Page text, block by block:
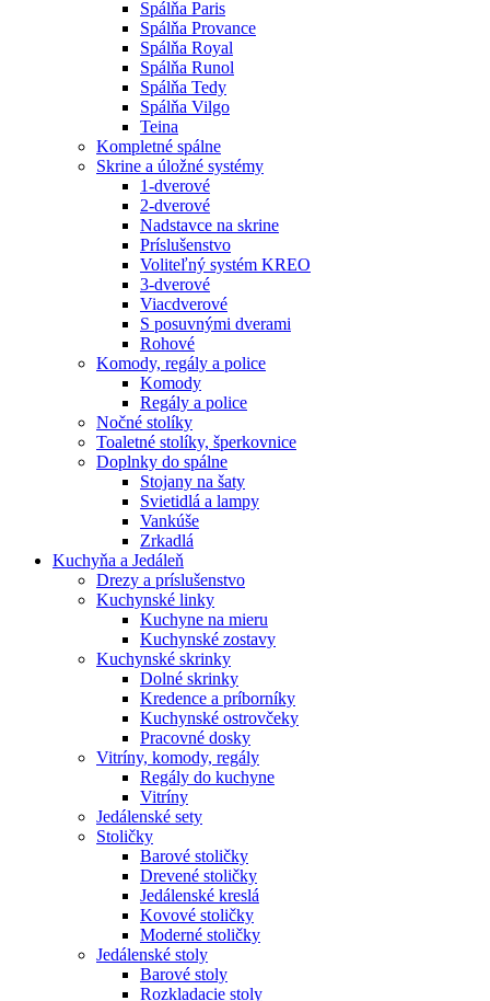
Spálňa Paris
Spálňa Provance
Spálňa Royal
Spálňa Runol
Spálňa Tedy
Spálňa Vilgo
Teina
Kompletné spálne
Skrine a úložné systémy
1-dverové
2-dverové
Nadstavce na skrine
Príslušenstvo
Voliteľný systém KREO
3-dverové
Viacdverové
S posuvnými dverami
Rohové
Komody, regály a police
Komody
Regály a police
Nočné stolíky
Toaletné stolíky, šperkovnice
Doplnky do spálne
Stojany na šaty
Svietidlá a lampy
Vankúše
Zrkadlá
Kuchyňa a Jedáleň
Drezy a príslušenstvo
Kuchynské linky
Kuchyne na mieru
Kuchynské zostavy
Kuchynské skrinky
Dolné skrinky
Kredence a príborníky
Kuchynské ostrovčeky
Pracovné dosky
Vitríny, komody, regály
Regály do kuchyne
Vitríny
Jedálenské sety
Stoličky
Barové stoličky
Drevené stoličky
Jedálenské kreslá
Kovové stoličky
Moderné stoličky
Jedálenské stoly
Barové stoly
Rozkladacie stoly